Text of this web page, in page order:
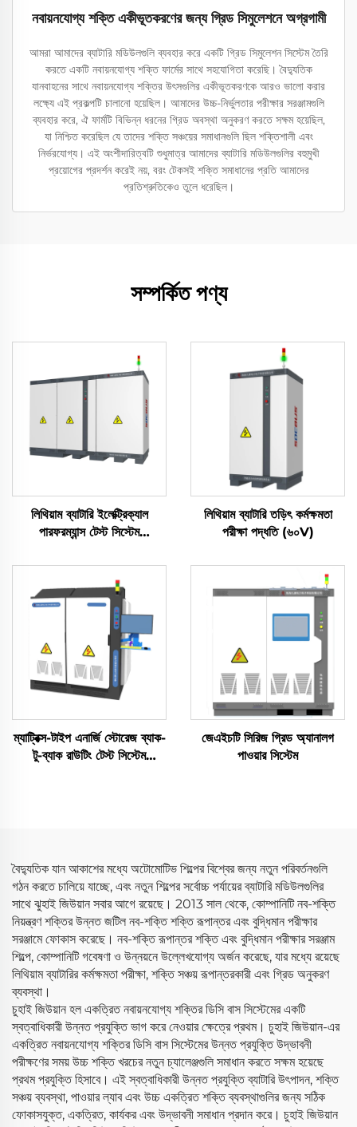
নবায়নযোগ্য শক্তি একীভূতকরণের জন্য গ্রিড সিমুলেশনে অগ্রগামী
আমরা আমাদের ব্যাটারি মডিউলগুলি ব্যবহার করে একটি গ্রিড সিমুলেশন সিস্টেম তৈরি
করতে একটি নবায়নযোগ্য শক্তি ফার্মের সাথে সহযোগিতা করেছি। বৈদ্যুতিক
যানবাহনের সাথে নবায়নযোগ্য শক্তির উৎসগুলির একীভূতকরণকে আরও ভালো করার
লক্ষ্যে এই প্রকল্পটি চালানো হয়েছিল। আমাদের উচ্চ-নির্ভুলতার পরীক্ষার সরঞ্জামগুলি
ব্যবহার করে, ঐ ফার্মটি বিভিন্ন ধরনের গ্রিড অবস্থা অনুকরণ করতে সক্ষম হয়েছিল,
যা নিশ্চিত করেছিল যে তাদের শক্তি সঞ্চয়ের সমাধানগুলি ছিল শক্তিশালী এবং
নির্ভরযোগ্য। এই অংশীদারিত্বটি শুধুমাত্র আমাদের ব্যাটারি মডিউলগুলির বহুমুখী
প্রয়োগের প্রদর্শন করেই নয়, বরং টেকসই শক্তি সমাধানের প্রতি আমাদের
প্রতিশ্রুতিকেও তুলে ধরেছিল।
সম্পর্কিত পণ্য
লিথিয়াম ব্যাটারি ইলেক্ট্রিক্যাল
পারফরম্যান্স টেস্ট সিস্টেম
লিথিয়াম ব্যাটারি তড়িৎ কর্মক্ষমতা
পরীক্ষা পদ্ধতি (৬০V)
ম্যাট্রিক্স-টাইপ এনার্জি স্টোরেজ ব্যাক-
টু-ব্যাক রাউটিং টেস্ট সিস্টেম
জেএইচটি সিরিজ গ্রিড অ্যানালগ
পাওয়ার সিস্টেম
বৈদ্যুতিক যান আকাশের মধ্যে অটোমোটিভ শিল্পের বিশ্বের জন্য নতুন পরিবর্তনগুলি
গঠন করতে চালিয়ে যাচ্ছে, এবং নতুন শিল্পের সর্বোচ্চ পর্যায়ের ব্যাটারি মডিউলগুলির
সাথে ঝুহাই জিউয়ান সবার আগে রয়েছে। 2013 সাল থেকে, কোম্পানিটি নব-শক্তি
নিয়ন্ত্রণ শক্তির উন্নত জটিল নব-শক্তি শক্তি রূপান্তর এবং বুদ্ধিমান পরীক্ষার
সরঞ্জামে ফোকাস করেছে। নব-শক্তি রূপান্তর শক্তি এবং বুদ্ধিমান পরীক্ষার সরঞ্জাম
শিল্পে, কোম্পানিটি গবেষণা ও উন্নয়নে উল্লেখযোগ্য অর্জন করেছে, যার মধ্যে রয়েছে
লিথিয়াম ব্যাটারির কর্মক্ষমতা পরীক্ষা, শক্তি সঞ্চয় রূপান্তরকারী এবং গ্রিড অনুকরণ
ব্যবস্থা।
চুহাই জিউয়ান হল একত্রিত নবায়নযোগ্য শক্তির ডিসি বাস সিস্টেমের একটি
স্বত্বাধিকারী উন্নত প্রযুক্তি ভাগ করে নেওয়ার ক্ষেত্রে প্রথম। চুহাই জিউয়ান-এর
একত্রিত নবায়নযোগ্য শক্তির ডিসি বাস সিস্টেমের উন্নত প্রযুক্তি উদ্ভাবনী
পরীক্ষণের সময় উচ্চ শক্তি খরচের নতুন চ্যালেঞ্জগুলি সমাধান করতে সক্ষম হয়েছে
প্রথম প্রযুক্তি হিসাবে। এই স্বত্বাধিকারী উন্নত প্রযুক্তি ব্যাটারি উৎপাদন, শক্তি
সঞ্চয় ব্যবস্থা, পাওয়ার ল্যাব এবং উচ্চ একত্রিত শক্তি ব্যবস্থাগুলির জন্য সঠিক
ফোকাসযুক্ত, একত্রিত, কার্যকর এবং উদ্ভাবনী সমাধান প্রদান করে। চুহাই জিউয়ান